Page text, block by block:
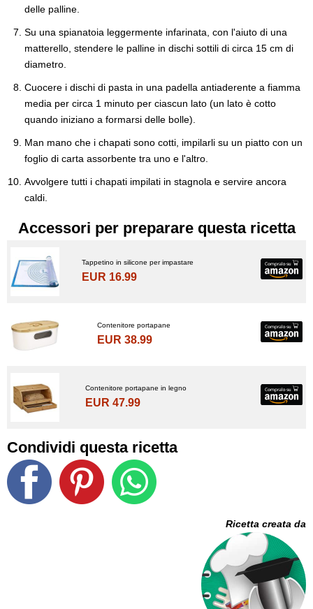
delle palline.
Su una spianatoia leggermente infarinata, con l'aiuto di una
matterello, stendere le palline in dischi sottili di circa 15 cm di
diametro.
Cuocere i dischi di pasta in una padella antiaderente a fiamma
media per circa 1 minuto per ciascun lato (un lato è cotto
quando iniziano a formarsi delle bolle).
Man mano che i chapati sono cotti, impilarli su un piatto con un
foglio di carta assorbente tra uno e l'altro.
Avvolgere tutti i chapati impilati in stagnola e servire ancora
caldi.
Accessori per preparare questa ricetta
Tappetino in silicone per impastare
EUR 16.99
Contenitore portapane
EUR 38.99
Contenitore portapane in legno
EUR 47.99
Condividi questa ricetta
Ricetta creata da